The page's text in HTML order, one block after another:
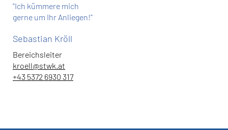
"Ich kümmere mich
gerne um Ihr Anliegen!"
Sebastian Kröll
Bereichsleiter
kroell@stwk.at
+43 5372 6930 317